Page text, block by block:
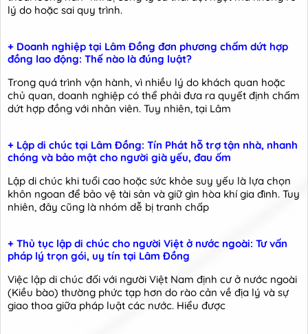
lý do hoặc sai quy trình.
+ Doanh nghiệp tại Lâm Đồng đơn phương chấm dứt hợp
đồng lao động: Thế nào là đúng luật?
Trong quá trình vận hành, vì nhiều lý do khách quan hoặc
chủ quan, doanh nghiệp có thể phải đưa ra quyết định chấm
dứt hợp đồng với nhân viên. Tuy nhiên, tại Lâm
+ Lập di chúc tại Lâm Đồng: Tín Phát hỗ trợ tận nhà, nhanh
chóng và bảo mật cho người già yếu, đau ốm
Lập di chúc khi tuổi cao hoặc sức khỏe suy yếu là lựa chọn
khôn ngoan để bảo vệ tài sản và giữ gìn hòa khí gia đình. Tuy
nhiên, đây cũng là nhóm dễ bị tranh chấp
+ Thủ tục lập di chúc cho người Việt ở nước ngoài: Tư vấn
pháp lý trọn gói, uy tín tại Lâm Đồng
Việc lập di chúc đối với người Việt Nam định cư ở nước ngoài
(Kiều bào) thường phức tạp hơn do rào cản về địa lý và sự
giao thoa giữa pháp luật các nước. Hiểu được